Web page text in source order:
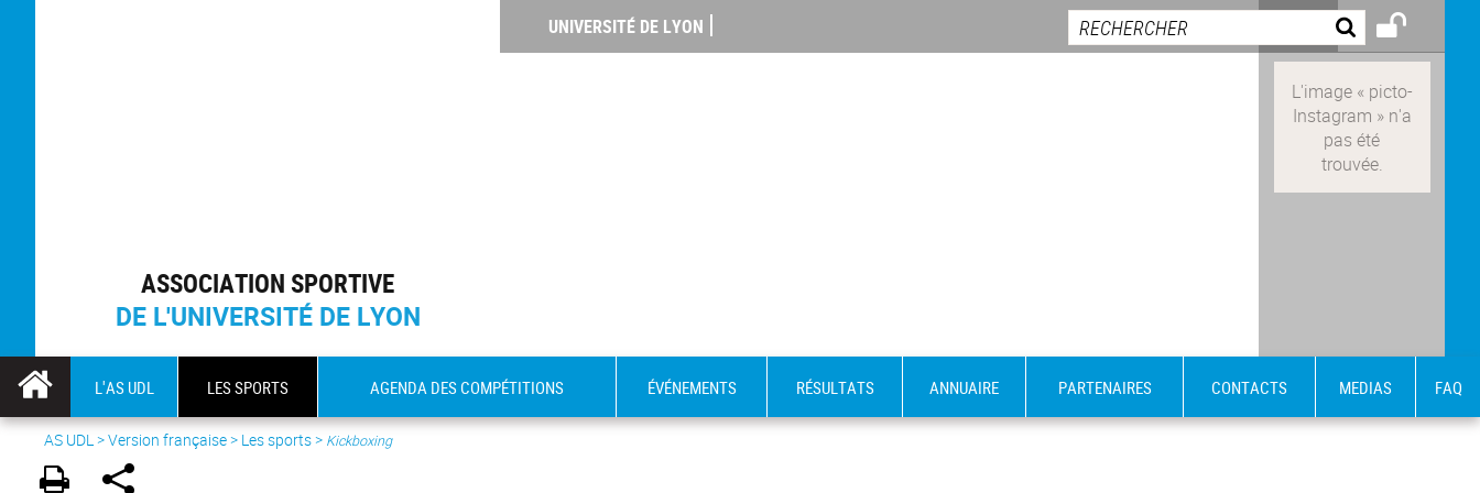
ASSOCIATION SPORTIVE
DE L'UNIVERSITÉ DE LYON
UNIVERSITÉ DE LYON
L'AS UDL LES SPORTS AGENDA DES COMPÉTITIONS ÉVÉNEMENTS RÉSULTATS ANNUAIRE PARTENAIRES CONTACTS MEDIAS FAQ
AS UDL>Version française> Les sports > Kickboxing